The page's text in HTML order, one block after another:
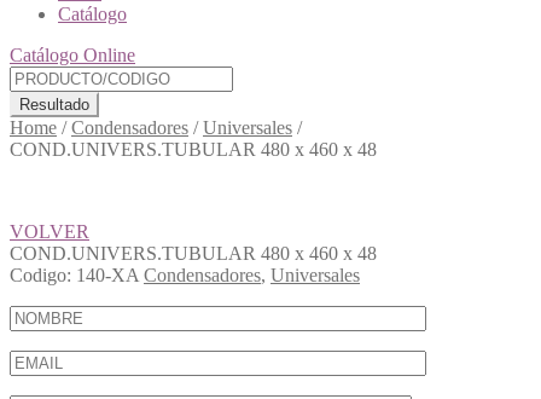
Catálogo
Catálogo Online
Resultado
Home /Condensadores /Universales /
COND.UNIVERS.TUBULAR 480 x 460 x 48
VOLVER
COND.UNIVERS.TUBULAR 480 x 460 x 48
Codigo: 140-XA Condensadores, Universales